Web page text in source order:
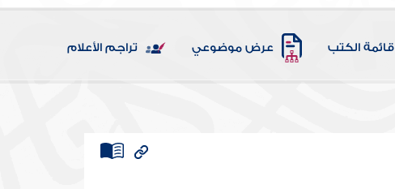
قائمة الكتب عرض موضوعي تراجم الأعلام